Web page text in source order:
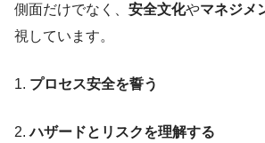
側面だけでなく、 安全文化やマネジメ
視しています。
1. プロセス安全を誓う
2.ハザードとリスクを理解する